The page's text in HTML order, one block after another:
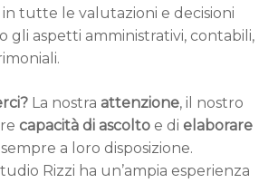
tutte le valutazioni e decisioni
gli aspetti amministrativi, contabili,
La nostra attenzione, il nostro
capacità di ascoltoe di elaborare
a loro disposizione.
Rizzi ha un’ampia esperienza